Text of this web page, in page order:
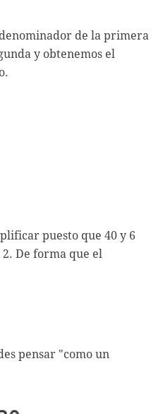
de la primera
y obtenemos el
puesto que 40 y 6
De forma que el
pensar "como un